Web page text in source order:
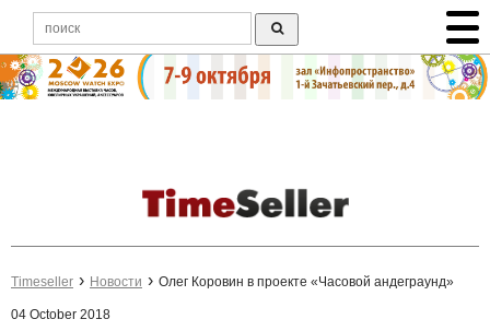
Timeseller Новости Олег Коровин в проекте «Часовой андеграунд»
04 October 2018